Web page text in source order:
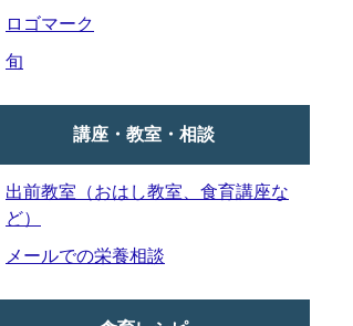
ロゴマーク
旬
講座・教室・相談
出前教室（おはし教室、食育講座な
ど）
メールでの栄養相談